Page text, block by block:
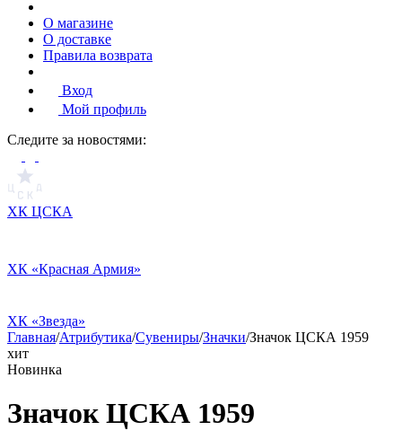
О магазине
О доставке
Правила возврата
Вход
Мой профиль
Cледите за новостями:
ХК ЦСКА
ХК «Красная Армия»
ХК «Звезда»
Главная/Атрибутика/Сувениры/Значки/Значок ЦСКА 1959
хит
Новинка
Значок ЦСКА 1959